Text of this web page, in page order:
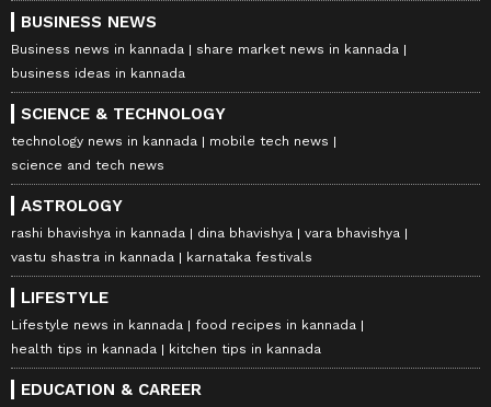
BUSINESS NEWS
Business news in kannada
share market news in kannada
business ideas in kannada
SCIENCE & TECHNOLOGY
technology news in kannada
mobile tech news
science and tech news
ASTROLOGY
rashi bhavishya in kannada dina bhavishya
vara bhavishya
vastu shastra in kannada
karnataka festivals
LIFESTYLE
Lifestyle news in kannada
food recipes in kannada
health tips in kannada
kitchen tips in kannada
EDUCATION & CAREER